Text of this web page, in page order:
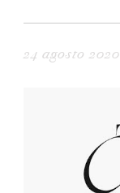
24 agosto 2020